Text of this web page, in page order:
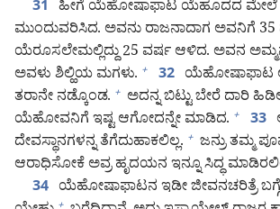
31 ಹೀಗೆ ಯೆಹೋಷಾಫಾಟ ಯೆಹೂದದ ಮೇಲೆ
ಮುಂದುವರಿಸಿದ. ಅವನು ರಾಜನಾದಾಗ ಅವನಿಗೆ
ಯೆರೂಸಲೇಮಲ್ಲಿದ್ದು 25 ವರ್ಷ ಆಳಿದ. ಅವನ
ಅವಳು ಶಿಲ್ಹಿಯ ಮಗಳು. + 32 ಯೆಹೋಷಾಫಾಟ
ತರಾನೇ ನಡ್ಕೊಂಡ. + ಅದನ್ನ ಬಿಟ್ಟು ಬೇರೆ ದಾರಿ
ಯೆಹೋವನಿಗೆ ಇಷ್ಟ ಆಗೋದನ್ನೇ ಮಾಡಿದ. + 33
ದೇವಸ್ಥಾನಗಳನ್ನ ತೆಗೆದುಹಾಕಲಿಲ್ಲ. + ಜನ್ರು ತಮ್ಮ
ಆರಾಧಿಸೋಕೆ ಅವ್ರ ಹೃದಯನ ಇನ್ನೂ ಸಿದ್ಧ
34 ಯೆಹೋಷಾಫಾಟನ ಇಡೀ ಜೀವನಚರಿತ್ರೆ